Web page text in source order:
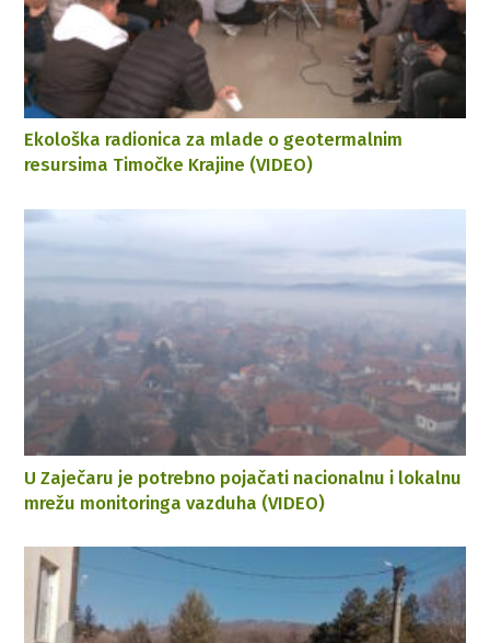
Ekološka radionica za mlade o geotermalnim
resursima Timočke Krajine (VIDEO)
U Zaječaru je potrebno pojačati nacionalnu i lokalnu
mrežu monitoringa vazduha (VIDEO)